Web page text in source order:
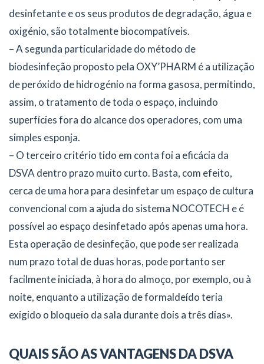
desinfetante e os seus produtos de degradação, água e
oxigénio, são totalmente biocompatíveis.
– A segunda particularidade do método de
biodesinfeção proposto pela OXY’PHARM é a utilização
de peróxido de hidrogénio na forma gasosa, permitindo,
assim, o tratamento de toda o espaço, incluindo
superfícies fora do alcance dos operadores, com uma
simples esponja.
– O terceiro critério tido em conta foi a eficácia da
DSVA dentro prazo muito curto. Basta, com efeito,
cerca de uma hora para desinfetar um espaço de cultura
convencional com a ajuda do sistema NOCOTECH e é
possível ao espaço desinfetado após apenas uma hora.
Esta operação de desinfeção, que pode ser realizada
num prazo total de duas horas, pode portanto ser
facilmente iniciada, à hora do almoço, por exemplo, ou à
noite, enquanto a utilização de formaldeído teria
exigido o bloqueio da sala durante dois a três dias».
QUAIS SÃO AS VANTAGENS DA DSVA